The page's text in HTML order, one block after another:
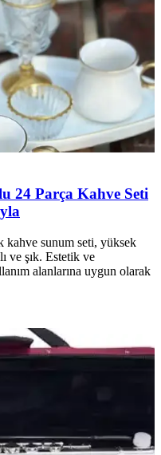
24 Parça Kahve Seti
kahve sunum seti, yüksek
ve şık. Estetik ve
alanlarına uygun olarak